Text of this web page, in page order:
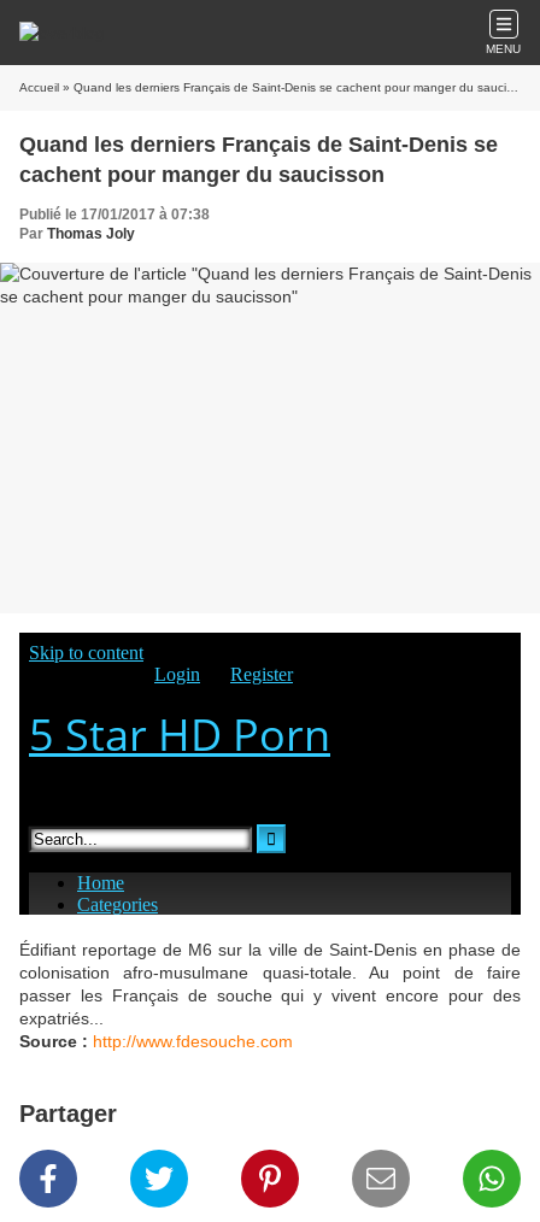
MENU
Accueil » Quand les derniers Français de Saint-Denis se cachent pour manger du saucisson
Quand les derniers Français de Saint-Denis se
cachent pour manger du saucisson
Publié le 17/01/2017 à 07:38
Par Thomas Joly
Édifiant reportage de M6 sur la ville de Saint-Denis en phase de
colonisation afro-musulmane quasi-totale. Au point de faire
passer les Français de souche qui y vivent encore pour des
expatriés...
Source : http://www.fdesouche.com
Partager